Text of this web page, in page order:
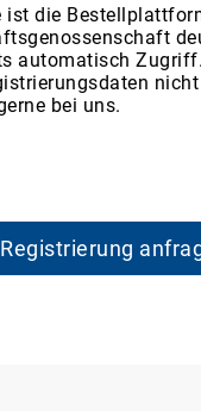
die
automatisch
nicht
bei uns.
Registrierung